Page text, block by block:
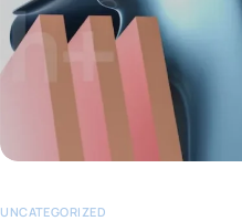
UNCATEGORIZED